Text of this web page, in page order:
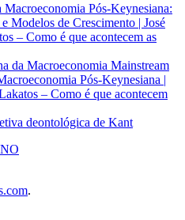
Macroeconomia Pós-Keynesiana:
Modelos de Crescimento | José
– Como é que acontecem as
da Macroeconomia Mainstream
Pós-Keynesiana |
– Como é que acontecem
deontológica de Kant
.